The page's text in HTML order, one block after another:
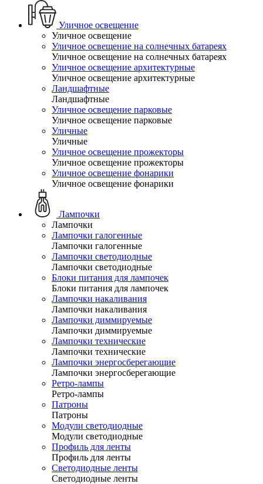
Уличное освещение
Уличное освещение
Уличное освещение на солнечных батареях
Уличное освещение на солнечных батареях
Уличное освещение архитектурные
Уличное освещение архитектурные
Ландшафтные
Ландшафтные
Уличное освещение парковые
Уличное освещение парковые
Уличные
Уличные
Уличное освещение прожекторы
Уличное освещение прожекторы
Уличное освещение фонарики
Уличное освещение фонарики
Лампочки
Лампочки
Лампочки галогенные
Лампочки галогенные
Лампочки светодиодные
Лампочки светодиодные
Блоки питания для лампочек
Блоки питания для лампочек
Лампочки накаливания
Лампочки накаливания
Лампочки диммируемые
Лампочки диммируемые
Лампочки технические
Лампочки технические
Лампочки энергосберегающие
Лампочки энергосберегающие
Ретро-лампы
Ретро-лампы
Патроны
Патроны
Модули светодиодные
Модули светодиодные
Профиль для ленты
Профиль для ленты
Светодиодные ленты
Светодиодные ленты